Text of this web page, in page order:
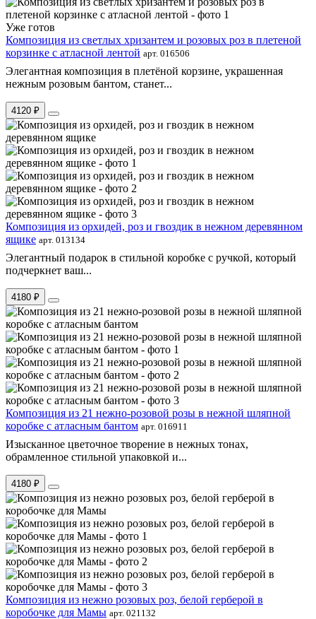
Уже готов
Композиция из светлых хризантем и розовых роз в плетеной
корзинке с атласной лентой арт. 016506
Элегантная композиция в плетёной корзине, украшенная
нежным розовым бантом, станет...
4120 ₽
Композиция из орхидей, роз и гвоздик в нежном деревянном
ящике арт. 013134
Элегантный подарок в стильной коробке с ручкой, который
подчеркнет ваш...
4180 ₽
Композиция из 21 нежно-розовой розы в нежной шляпной
коробке с атласным бантом арт. 016911
Изысканное цветочное творение в нежных тонах,
обрамленное стильной упаковкой и...
4180 ₽
Композиция из нежно розовых роз, белой герберой в
коробочке для Мамы арт. 021132